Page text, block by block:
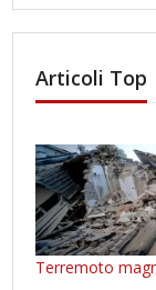
Articoli Top
Terremoto